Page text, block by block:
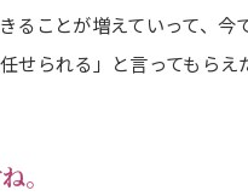
ることが増えていって、
られる」と言ってもらえ
。